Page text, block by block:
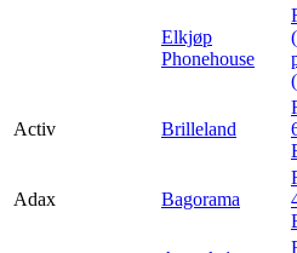
Elkjøp
Phonehouse
Activ Brilleland
Adax Bagorama